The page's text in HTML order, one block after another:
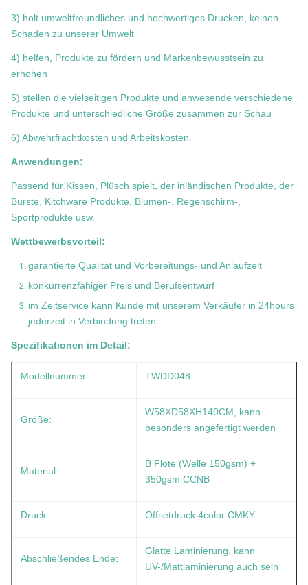
3) holt umweltfreundliches und hochwertiges Drucken, keinen
Schaden zu unserer Umwelt
4) helfen, Produkte zu fördern und Markenbewusstsein zu
erhöhen
5) stellen die vielseitigen Produkte und anwesende verschiedene
Produkte und unterschiedliche Größe zusammen zur Schau
6) Abwehrfrachtkosten und Arbeitskosten.
Anwendungen:
Passend für Kissen, Plüsch spielt, der inländischen Produkte, der
Bürste, Kitchware Produkte, Blumen-, Regenschirm-,
Sportprodukte usw.
Wettbewerbsvorteil:
garantierte Qualität und Vorbereitungs- und Anlaufzeit
konkurrenzfähiger Preis und Berufsentwurf
im Zeitservice kann Kunde mit unserem Verkäufer in 24hours
jederzeit in Verbindung treten
Spezifikationen im Detail:
Modellnummer: TWDD048
Größe:
W58XD58XH140CM, kann
besonders angefertigt werden
Material
B Flöte (Welle 150gsm) +
350gsm CCNB
Druck: Offsetdruck 4color CMKY
Abschließendes Ende:
Glatte Laminierung, kann
UV-/Mattlaminierung auch sein